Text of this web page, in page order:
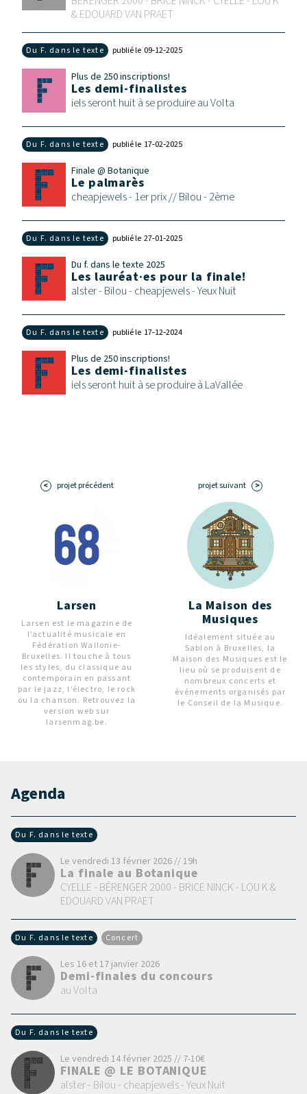
& EDOUARD VAN PRAET
Du F. dans le texte publié le 09‑12‑2025
Plus de 250 inscriptions!
Les demi-finalistes
iels seront huit à se produire au Volta
Du F. dans le texte publié le 17‑02‑2025
Finale @ Botanique
Le palmarès
cheapjewels - 1er prix // Bilou - 2ème
Du F. dans le texte publié le 27‑01‑2025
Du f. dans le texte 2025
Les lauréat·es pour la finale!
alster - Bilou - cheapjewels - Yeux Nuit
Du F. dans le texte publié le 17‑12‑2024
Plus de 250 inscriptions!
Les demi-finalistes
iels seront huit à se produire à LaVallée
projet suivant
La Maison des
Musiques
Idéalement située au
Sablon à Bruxelles, la
Maison des Musiques est le
lieu où se produisent de
nombreux concerts et
événements organisés par
le Conseil de la Musique.
projet précédent
Larsen
Larsen est le magazine de
l’actualité musicale en
Fédération Wallonie-
Bruxelles. Il touche à tous
les styles, du classique au
contemporain en passant
par le jazz, l’électro, le rock
ou la chanson. Retrouvez la
version web sur
larsenmag.be.
Agenda
Du F. dans le texte
Le vendredi 13 février 2026 // 19h
La finale au Botanique
CYELLE - BÉRENGER 2000 - BRICE NINCK - LOU K &
EDOUARD VAN PRAET
Du F. dans le texte Concert
Les 16 et 17 janvier 2026
Demi-finales du concours
au Volta
Du F. dans le texte
Le vendredi 14 février 2025 // 7-10€
FINALE @ LE BOTANIQUE
alster - Bilou - cheapjewels - Yeux Nuit